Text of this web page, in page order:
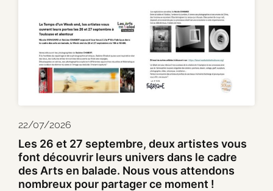
22/07/2026
Les 26 et 27 septembre, deux artistes vous
font découvrir leurs univers dans le cadre
des Arts en balade. Nous vous attendons
nombreux pour partager ce moment !